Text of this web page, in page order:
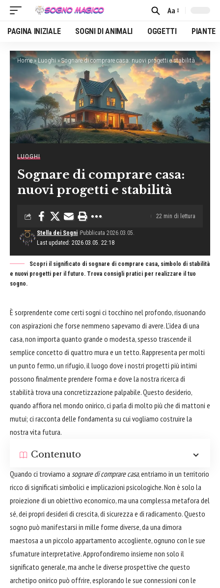
Font
Resizer
Aa
PAGINA INIZIALE SOGNI DI ANIMALI OGGETTI PIANTE
Home»Luoghi»Sognare di comprare casa: nuovi progetti e stabilità
LUOGHI
Sognare di comprare casa:
nuovi progetti e stabilità
Last updated: 2026.03.05. 22:18
Stella dei Sogni Pubblicata 2026.03.05.
22 min di lettura
Scopri il significato di sognare di comprare casa, simbolo di stabilità
e nuovi progetti per il futuro. Trova consigli pratici per realizzare il tuo
sogno.
È sorprendente come certi sogni ci tocchino nel profondo, risuonando
con aspirazioni che forse nemmeno sapevamo di avere. L'idea di una
casa, non importa quanto grande o modesta, spesso trascende il
semplice concetto di quattro mura e un tetto. Rappresenta per molti
un punto fermo, un rifugio, il luogo dove i nostri progetti più intimi
possono finalmente prendere forma e dove la nostra ricerca di
stabilità trova una concretizzazione palpabile. Questo desiderio,
quando affiora nel mondo onirico, ci parla di molto più che di mattoni e
mutui; ci racconta delle fondamenta su cui vogliamo costruire la
nostra vita futura.
Contenuto
Quando ci troviamo a sognare di comprare casa, entriamo in un territorio
ricco di significati simbolici e implicazioni psicologiche. Non è solo la
proiezione di un obiettivo economico, ma una complessa metafora del
sé, dei propri desideri di crescita, di sicurezza e di radicamento. Questo
sogno può manifestarsi in mille forme diverse, da una dimora
maestosa a un piccolo appartamento accogliente, ognuno con le sue
sfumature interpretative. Approfondiremo insieme non solo il
significato generale, ma anche le diverse prospettive che questo
archetipo onirico può offrire, esplorando le sue connessioni con le